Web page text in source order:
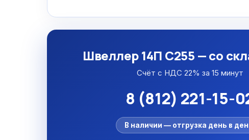
Швеллер 14П С255 — со
Счёт с НДС 22% за 15 минут
8 (812) 221-15-
В наличии — отгрузка день в